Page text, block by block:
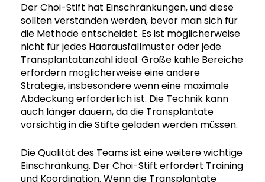
Der Choi-Stift hat Einschränkungen, und diese
sollten verstanden werden, bevor man sich für
die Methode entscheidet. Es ist möglicherweise
nicht für jedes Haarausfallmuster oder jede
Transplantatanzahl ideal. Große kahle Bereiche
erfordern möglicherweise eine andere
Strategie, insbesondere wenn eine maximale
Abdeckung erforderlich ist. Die Technik kann
auch länger dauern, da die Transplantate
vorsichtig in die Stifte geladen werden müssen.
Die Qualität des Teams ist eine weitere wichtige
Einschränkung. Der Choi-Stift erfordert Training
und Koordination. Wenn die Transplantate